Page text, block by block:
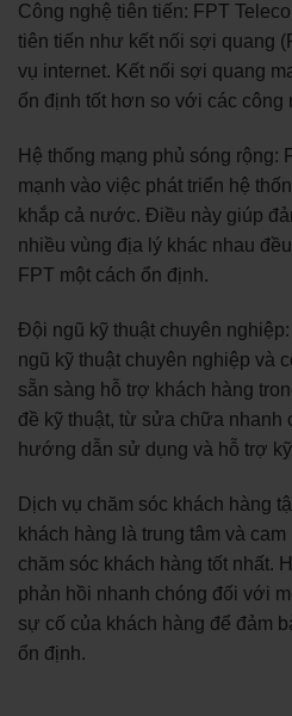
Công nghệ tiên tiến: FPT
tiên tiến như kết nối sợi quang
vụ internet. Kết nối sợi quang
ổn định tốt hơn so với các công
Hệ thống mạng phủ sóng rộng:
mạnh vào việc phát triển hệ
khắp cả nước. Điều này giúp
nhiều vùng địa lý khác nhau
FPT một cách ổn định.
Đội ngũ kỹ thuật chuyên
ngũ kỹ thuật chuyên nghiệp và
sẵn sàng hỗ trợ khách hàng
đề kỹ thuật, từ sửa chữa nhanh
hướng dẫn sử dụng và hỗ trợ
Dịch vụ chăm sóc khách hàng
khách hàng là trung tâm và
chăm sóc khách hàng tốt nhất.
phản hồi nhanh chóng đối với
sự cố của khách hàng để đảm
ổn định.